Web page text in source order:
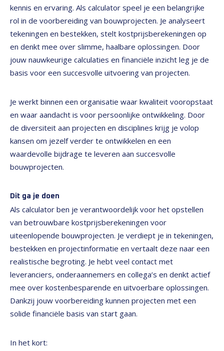
kennis en ervaring. Als calculator speel je een belangrijke
rol in de voorbereiding van bouwprojecten. Je analyseert
tekeningen en bestekken, stelt kostprijsberekeningen op
en denkt mee over slimme, haalbare oplossingen. Door
jouw nauwkeurige calculaties en financiële inzicht leg je de
basis voor een succesvolle uitvoering van projecten.
Je werkt binnen een organisatie waar kwaliteit vooropstaat
en waar aandacht is voor persoonlijke ontwikkeling. Door
de diversiteit aan projecten en disciplines krijg je volop
kansen om jezelf verder te ontwikkelen en een
waardevolle bijdrage te leveren aan succesvolle
bouwprojecten.
Dit ga je doen
Als calculator ben je verantwoordelijk voor het opstellen
van betrouwbare kostprijsberekeningen voor
uiteenlopende bouwprojecten. Je verdiept je in tekeningen,
bestekken en projectinformatie en vertaalt deze naar een
realistische begroting. Je hebt veel contact met
leveranciers, onderaannemers en collega’s en denkt actief
mee over kostenbesparende en uitvoerbare oplossingen.
Dankzij jouw voorbereiding kunnen projecten met een
solide financiële basis van start gaan.
In het kort: